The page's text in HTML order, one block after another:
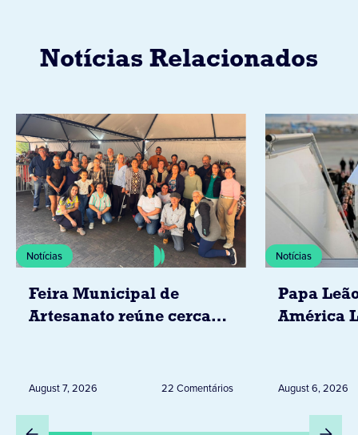
Notícias Relacionados
Notícias
Feira Municipal de
Artesanato reúne cerca
August 7, 2026 22 Comentários
Notícias
Papa
América
Peru
August 6, 2026